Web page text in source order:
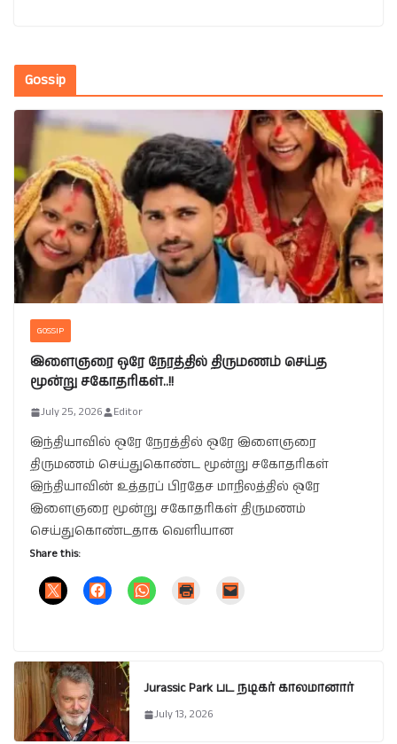
Gossip
GOSSIP
இளைஞரை ஒரே நேரத்தில் திருமணம் செய்த
மூன்று சகோதரிகள்..!!
July 25, 2026 Editor
இந்தியாவில் ஒரே நேரத்தில் ஒரே இளைஞரை
திருமணம் செய்துகொண்ட மூன்று சகோதரிகள்
இந்தியாவின் உத்தரப் பிரதேச மாநிலத்தில் ஒரே
இளைஞரை மூன்று சகோதரிகள் திருமணம்
செய்துகொண்டதாக வெளியான
Share this:
Jurassic Park பட நடிகர் காலமானார்
July 13, 2026